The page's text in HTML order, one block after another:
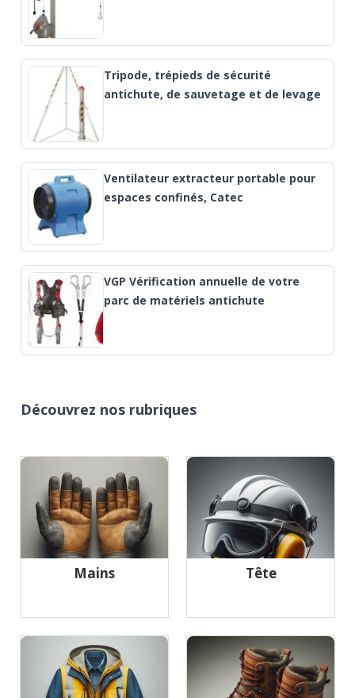
Tripode, trépieds de sécurité
antichute, de sauvetage et de levage
Ventilateur extracteur portable pour
espaces confinés, Catec
VGP Vérification annuelle de votre
parc de matériels antichute
Découvrez nos rubriques
Mains Tête